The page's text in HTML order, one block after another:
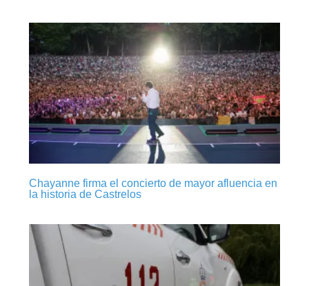
Chayanne firma el concierto de mayor afluencia en
la historia de Castrelos